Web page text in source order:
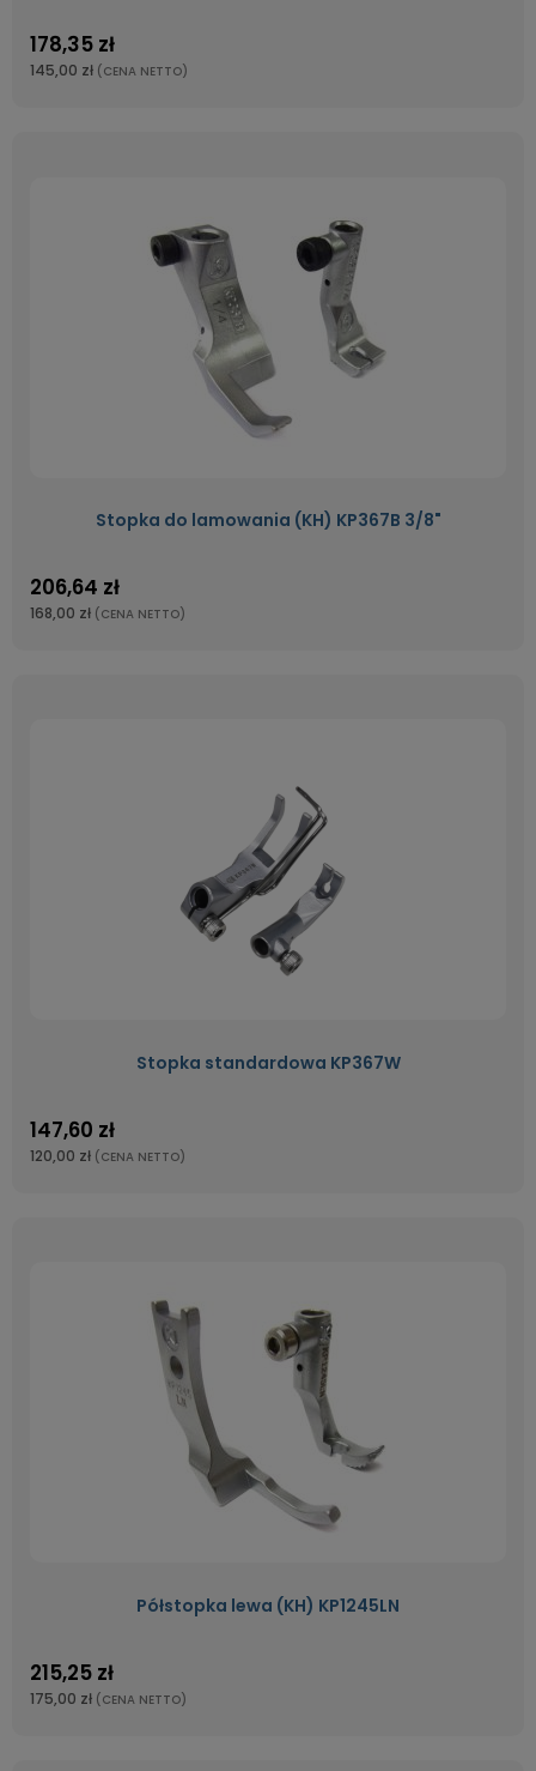
178,35 zł
145,00 zł (CENA NETTO)
Stopka do lamowania (KH) KP367B 3/8"
206,64 zł
168,00 zł (CENA NETTO)
Stopka standardowa KP367W
147,60 zł
120,00 zł (CENA NETTO)
Półstopka lewa (KH) KP1245LN
215,25 zł
175,00 zł (CENA NETTO)